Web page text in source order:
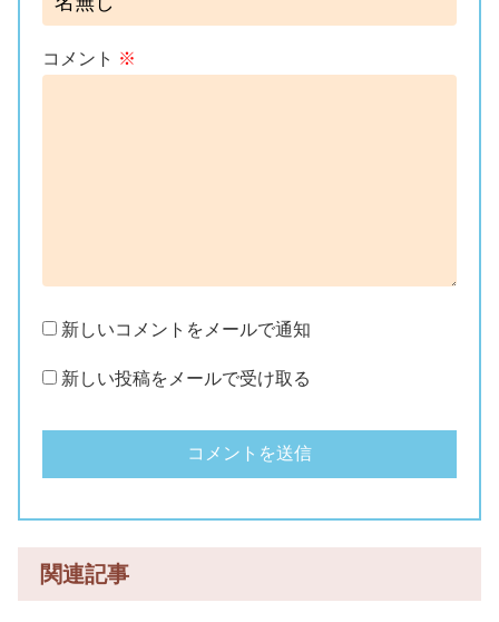
コメント ※
新しいコメントをメールで通知
新しい投稿をメールで受け取る
関連記事